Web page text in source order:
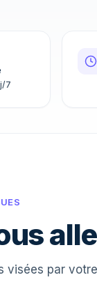
7
visées par